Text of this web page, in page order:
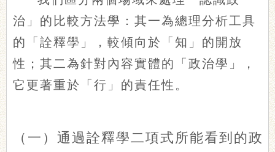
治」的比較方法學：其一為總理分析工具
的「詮釋學」，較傾向於「知」的開放
性；其二為針對內容實體的「政治學」，
它更著重於「行」的責任性。
（一）通過詮釋學二項式所能看到的政